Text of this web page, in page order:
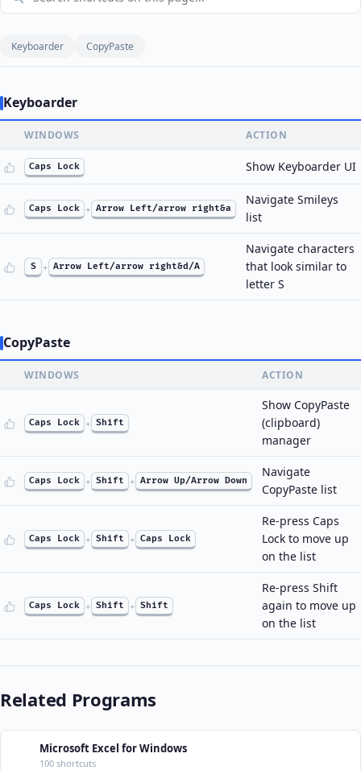
Keyboarder CopyPaste
Keyboarder
WINDOWS ACTION
Caps Lock Show Keyboarder UI
Caps Lock + Arrow Left/arrow right&a
Navigate Smileys
list
S + Arrow Left/arrow right&d/A
Navigate characters
that look similar to
letter S
CopyPaste
WINDOWS ACTION
Caps Lock + Shift
Show CopyPaste
(clipboard)
manager
Caps Lock + Shift + Arrow Up/Arrow Down
Navigate
CopyPaste list
Caps Lock + Shift + Caps Lock
Re-press Caps
Lock to move up
on the list
Caps Lock + Shift + Shift
Re-press Shift
again to move up
on the list
Related Programs
Microsoft Excel for Windows
100 shortcuts